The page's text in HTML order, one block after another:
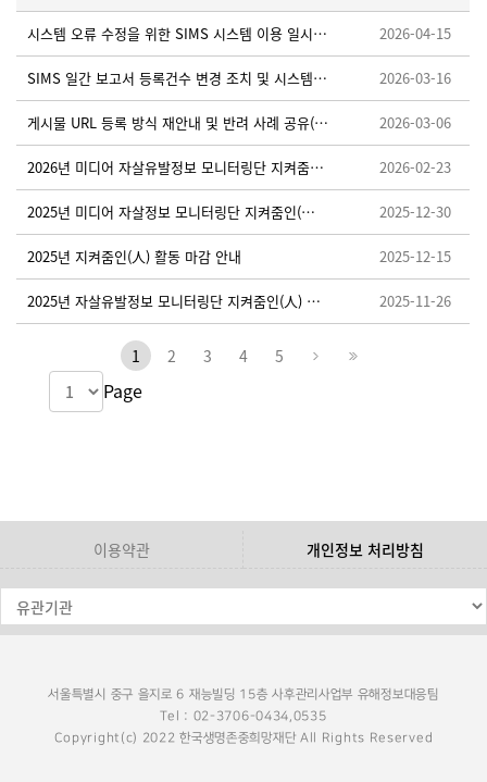
시스템 오류 수정을 위한 SIMS 시스템 이용 일시중단 안내 ※ 26. 4. 15. (수) 18:00~18:10 2026-04-15
SIMS 일간 보고서 등록건수 변경 조치 및 시스템 적용을 위한 임시 중단 안내 ※26.3.19.(목) 오후 18:00~18:30 2026-03-16
게시물 URL 등록 방식 재안내 및 반려 사례 공유(필독) 2026-03-06
2026년 미디어 자살유발정보 모니터링단 지켜줌인(人) 활동가이드 업로드 안내 2026-02-23
2025년 미디어 자살정보 모니터링단 지켜줌인(人) 우수활동자 선정 안내 2025-12-30
2025년 지켜줌인(人) 활동 마감 안내 2025-12-15
2025년 자살유발정보 모니터링단 지켜줌인(人) 추가 모집 안내 2025-11-26
1 2 3 4 5
Page
이용약관 개인정보 처리방침
서울특별시 중구 을지로 6 재능빌딩 15층 사후관리사업부 유해정보대응팀
Tel : 02-3706-0434,0535
Copyright(c) 2022 한국생명존중희망재단 All Rights Reserved